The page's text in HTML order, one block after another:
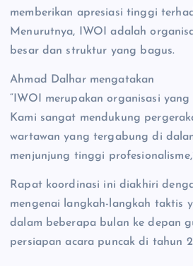
memberikan apresiasi tinggi
Menurutnya, IWOI adalah
besar dan struktur yang bagus.
Ahmad Dalhar mengatakan
“IWOI merupakan organisasi
Kami sangat mendukung
wartawan yang tergabung di
menjunjung tinggi
Rapat koordinasi ini diakhiri
mengenai langkah-langkah taktis
dalam beberapa bulan ke depan
persiapan acara puncak di tahun